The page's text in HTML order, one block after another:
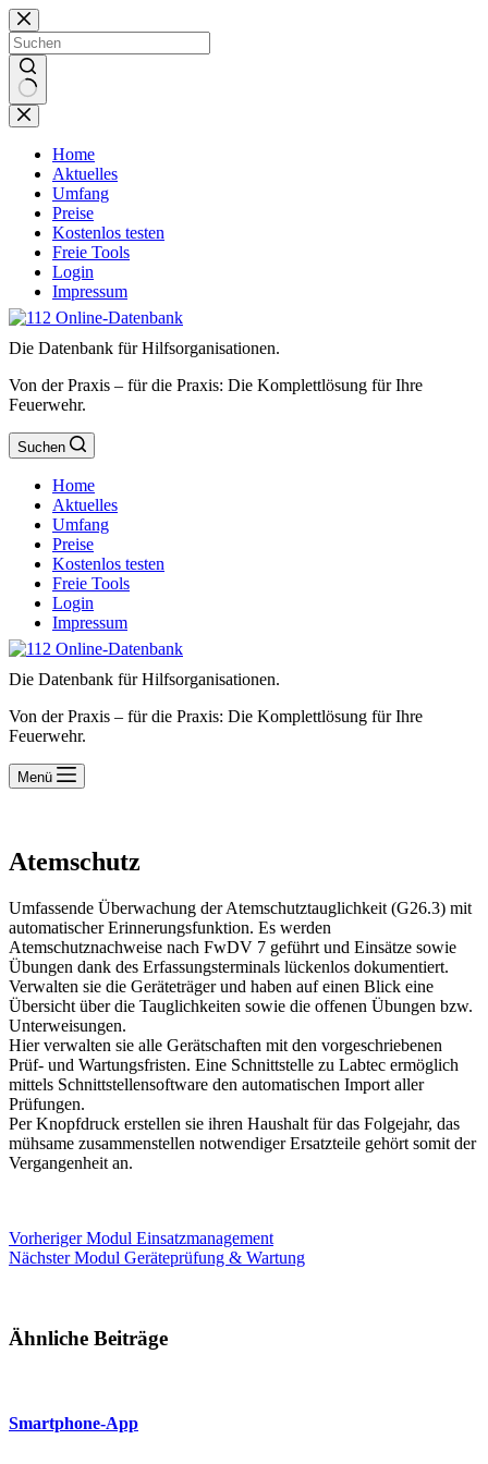
Zum
Inhalt
springen
Keine
Ergebnisse
Home
Aktuelles
Umfang
Preise
Kostenlos testen
Freie Tools
Login
Impressum
Die Datenbank für Hilfsorganisationen.
Von der Praxis – für die Praxis: Die Komplettlösung für Ihre
Feuerwehr.
Suchen
Home
Aktuelles
Umfang
Preise
Kostenlos testen
Freie Tools
Login
Impressum
Die Datenbank für Hilfsorganisationen.
Von der Praxis – für die Praxis: Die Komplettlösung für Ihre
Feuerwehr.
Menü
Atemschutz
Umfassende Überwachung der Atemschutztauglichkeit (G26.3) mit
automatischer Erinnerungsfunktion. Es werden
Atemschutznachweise nach FwDV 7 geführt und Einsätze sowie
Übungen dank des Erfassungsterminals lückenlos dokumentiert.
Verwalten sie die Geräteträger und haben auf einen Blick eine
Übersicht über die Tauglichkeiten sowie die offenen Übungen bzw.
Unterweisungen.
Hier verwalten sie alle Gerätschaften mit den vorgeschriebenen
Prüf- und Wartungsfristen. Eine Schnittstelle zu Labtec ermöglich
mittels Schnittstellensoftware den automatischen Import aller
Prüfungen.
Per Knopfdruck erstellen sie ihren Haushalt für das Folgejahr, das
mühsame zusammenstellen notwendiger Ersatzteile gehört somit der
Vergangenheit an.
VorherigerModul Einsatzmanagement
NächsterModul Geräteprüfung & Wartung
Ähnliche Beiträge
Smartphone-App